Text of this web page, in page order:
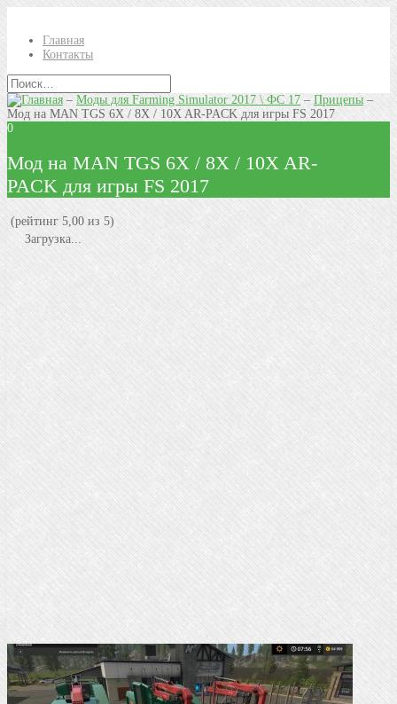
Главная
Контакты
–Моды для Farming Simulator 2017 \ ФС 17– Прицепы –
Мод на MAN TGS 6X / 8X / 10X AR-PACK для игры FS 2017
0
Мод на MAN TGS 6X / 8X / 10X AR-
PACK для игры FS 2017
(рейтинг 5,00 из 5)
Загрузка...